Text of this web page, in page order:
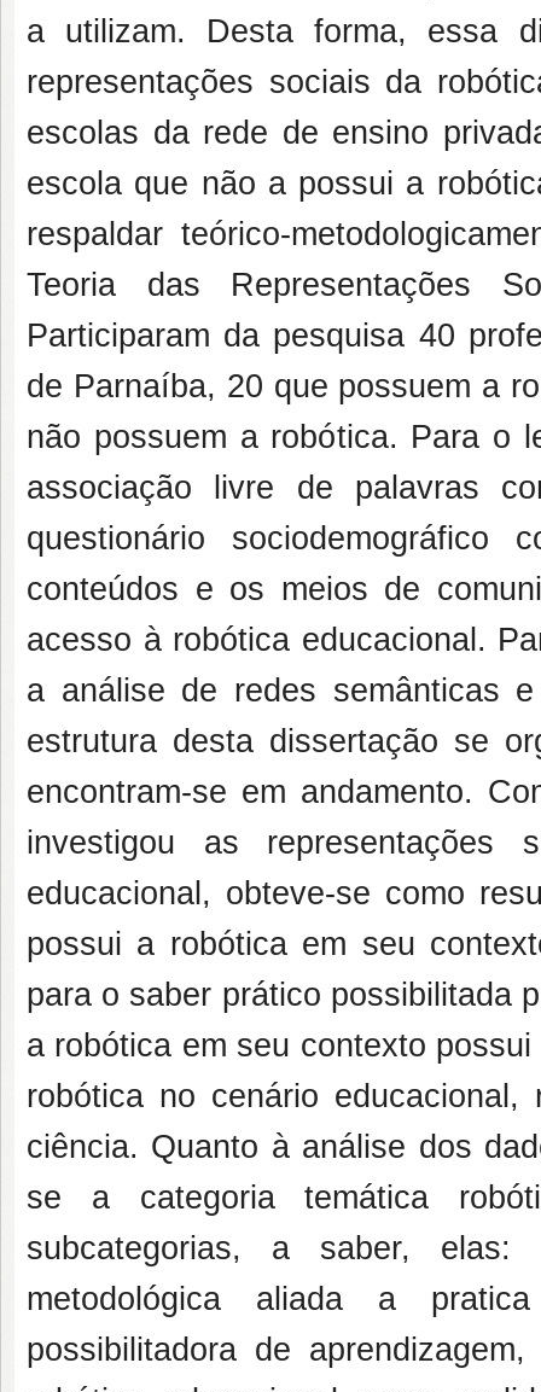
a utilizam. Desta forma, essa
representações sociais da
escolas da rede de ensino
escola que não a possui a
respaldar teórico-
Teoria das Representações
Participaram da pesquisa 40
de Parnaíba, 20 que possuem a
não possuem a robótica. Para o
associação livre de palavras
questionário sociodemográfico
conteúdos e os meios de
acesso à robótica educacional.
a análise de redes semânticas
estrutura desta dissertação se
encontram-se em andamento.
investigou as representações
educacional, obteve-se como
possui a robótica em seu
para o saber prático possibilitada
a robótica em seu contexto
robótica no cenário
ciência. Quanto à análise dos
se a categoria temática
subcategorias, a saber, elas:
metodológica aliada a
possibilitadora de